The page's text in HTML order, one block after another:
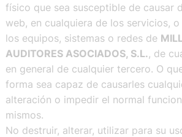
físico que sea susceptible de causar
web, en cualquiera de los servicios,
los equipos, sistemas o redes de
AUDITORES ASOCIADOS, S.L., de
en general de cualquier tercero. O
forma sea capaz de causarles
alteración o impedir el normal
mismos.
No destruir, alterar, utilizar para su